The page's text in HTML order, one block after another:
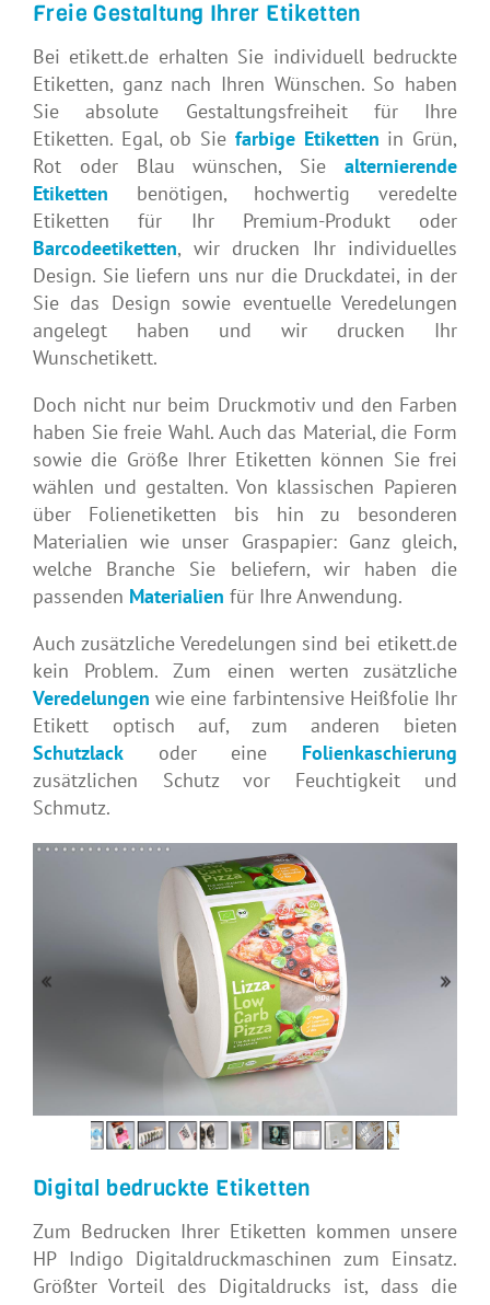
Freie Gestaltung Ihrer Etiketten
Bei etikett.de erhalten Sie individuell bedruckte
Etiketten, ganz nach Ihren Wünschen. So haben
Sie absolute Gestaltungsfreiheit für Ihre
Etiketten. Egal, ob Sie farbige Etiketten in Grün,
Rot oder Blau wünschen, Sie alternierende
Etiketten benötigen, hochwertig veredelte
Etiketten für Ihr Premium-Produkt oder
Barcodeetiketten, wir drucken Ihr individuelles
Design. Sie liefern uns nur die Druckdatei, in der
Sie das Design sowie eventuelle Veredelungen
angelegt haben und wir drucken Ihr
Wunschetikett.
Doch nicht nur beim Druckmotiv und den Farben
haben Sie freie Wahl. Auch das Material, die Form
sowie die Größe Ihrer Etiketten können Sie frei
wählen und gestalten. Von klassischen Papieren
über Folienetiketten bis hin zu besonderen
Materialien wie unser Graspapier: Ganz gleich,
welche Branche Sie beliefern, wir haben die
passenden Materialien für Ihre Anwendung.
Auch zusätzliche Veredelungen sind bei etikett.de
kein Problem. Zum einen werten zusätzliche
Veredelungenwie eine farbintensive Heißfolie Ihr
Etikett optisch auf, zum anderen bieten
Schutzlack oder eine Folienkaschierung
zusätzlichen Schutz vor Feuchtigkeit und
Schmutz.
Digital bedruckte Etiketten
Zum Bedrucken Ihrer Etiketten kommen unsere
HP Indigo Digitaldruckmaschinen zum Einsatz.
Größter Vorteil des Digitaldrucks ist, dass die